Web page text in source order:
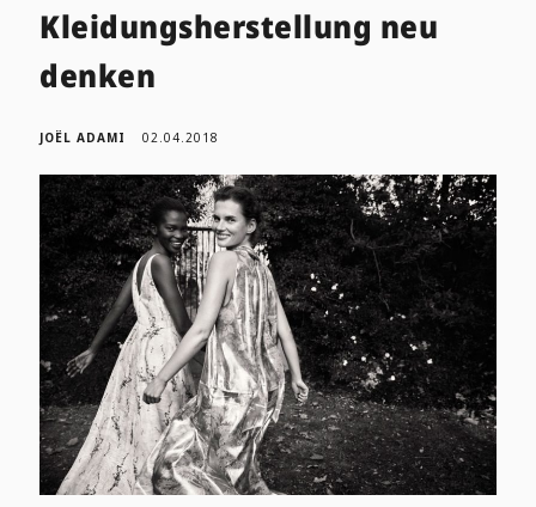
Kleidungsherstellung neu
denken
JOËL ADAMI 02.04.2018